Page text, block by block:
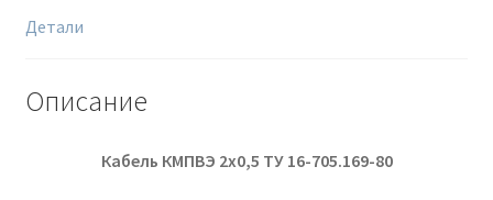
Детали
Описание
Кабель КМПВЭ 2х0,5 ТУ 16-705.169-80